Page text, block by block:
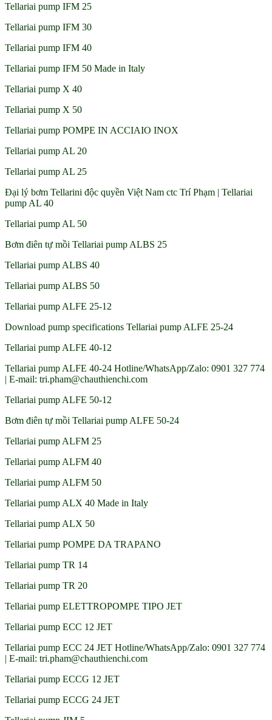
Tellariai pump IFM 25
Tellariai pump IFM 30
Tellariai pump IFM 40
Tellariai pump IFM 50 Made in Italy
Tellariai pump X 40
Tellariai pump X 50
Tellariai pump POMPE IN ACCIAIO INOX
Tellariai pump AL 20
Tellariai pump AL 25
Đại lý bơm Tellarini độc quyền Việt Nam ctc Trí Phạm | Tellariai
pump AL 40
Tellariai pump AL 50
Bơm điên tự mồi Tellariai pump ALBS 25
Tellariai pump ALBS 40
Tellariai pump ALBS 50
Tellariai pump ALFE 25-12
Download pump specifications Tellariai pump ALFE 25-24
Tellariai pump ALFE 40-12
Tellariai pump ALFE 40-24 Hotline/WhatsApp/Zalo: 0901 327 774
| E-mail: tri.pham@chauthienchi.com
Tellariai pump ALFE 50-12
Bơm điên tự mồi Tellariai pump ALFE 50-24
Tellariai pump ALFM 25
Tellariai pump ALFM 40
Tellariai pump ALFM 50
Tellariai pump ALX 40 Made in Italy
Tellariai pump ALX 50
Tellariai pump POMPE DA TRAPANO
Tellariai pump TR 14
Tellariai pump TR 20
Tellariai pump ELETTROPOMPE TIPO JET
Tellariai pump ECC 12 JET
Tellariai pump ECC 24 JET Hotline/WhatsApp/Zalo: 0901 327 774
| E-mail: tri.pham@chauthienchi.com
Tellariai pump ECCG 12 JET
Tellariai pump ECCG 24 JET